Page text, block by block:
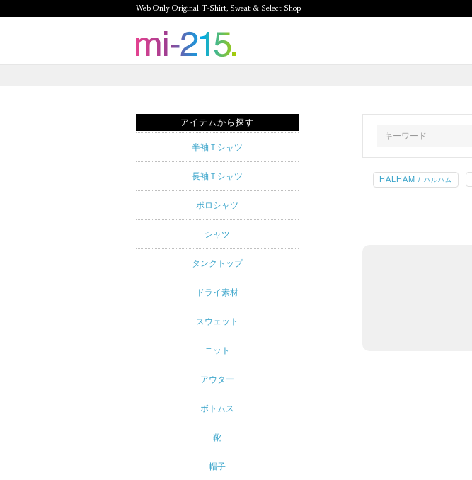
Web Only Original T-Shirt, Sweat & Select Shop
mi-215.
Original T-
Sweat &
Select
Shop mi-
215. Tシャ
ツを中心と
したカジュ
アルスタイ
ルブランド
専門通販
HALHAM / ハルハム
アイテムから探す
半袖Ｔシャツ
長袖Ｔシャツ
ポロシャツ
シャツ
タンクトップ
ドライ素材
スウェット
ニット
アウター
ボトムス
靴
帽子